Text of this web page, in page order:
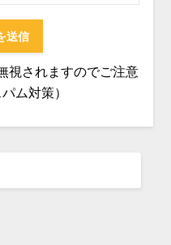
視されますのでご注意
ム対策）